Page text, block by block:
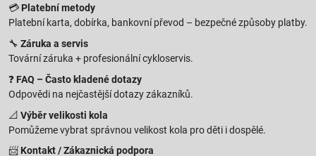
💳 Platební metody
Platební karta, dobírka, bankovní převod – bezpečné způsoby platby.
🔧 Záruka a servis
Tovární záruka + profesionální cykloservis.
❓ FAQ – Často kladené dotazy
Odpovědi na nejčastější dotazy zákazníků.
📐 Výběr velikosti kola
Pomůžeme vybrat správnou velikost kola pro děti i dospělé.
📨 Kontakt / Zákaznická podpora